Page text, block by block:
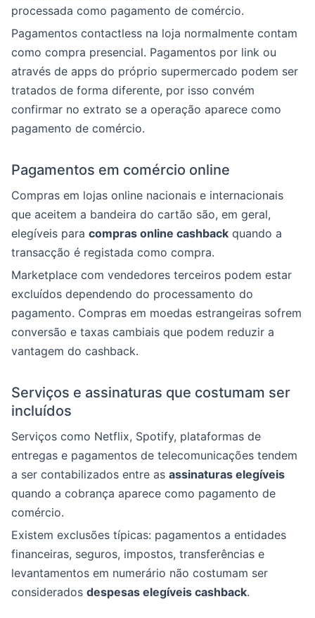
processada como pagamento de comércio.
Pagamentos contactless na loja normalmente contam
como compra presencial. Pagamentos por link ou
através de apps do próprio supermercado podem ser
tratados de forma diferente, por isso convém
confirmar no extrato se a operação aparece como
pagamento de comércio.
Pagamentos em comércio online
Compras em lojas online nacionais e internacionais
que aceitem a bandeira do cartão são, em geral,
elegíveis para compras online cashback quando a
transacção é registada como compra.
Marketplace com vendedores terceiros podem estar
excluídos dependendo do processamento do
pagamento. Compras em moedas estrangeiras sofrem
conversão e taxas cambiais que podem reduzir a
vantagem do cashback.
Serviços e assinaturas que costumam ser
incluídos
Serviços como Netflix, Spotify, plataformas de
entregas e pagamentos de telecomunicações tendem
a ser contabilizados entre as assinaturas elegíveis
quando a cobrança aparece como pagamento de
comércio.
Existem exclusões típicas: pagamentos a entidades
financeiras, seguros, impostos, transferências e
levantamentos em numerário não costumam ser
considerados despesas elegíveis cashback.